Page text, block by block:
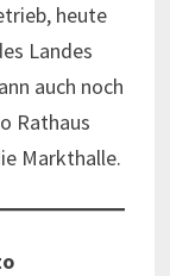
heute
Landes
auch noch
Rathaus
Markthalle.